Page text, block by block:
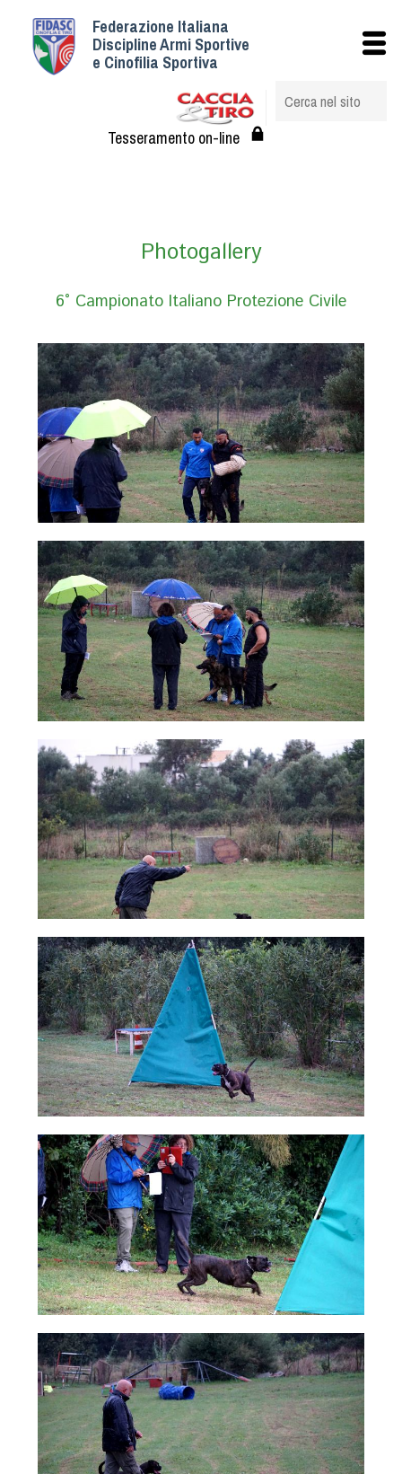
Federazione Italiana
Discipline Armi Sportive
e Cinofilia Sportiva
Tesseramento on-line
Photogallery
6° Campionato Italiano Protezione Civile
Istituzionale
Struttura
Albo Veterinari federali
Circolari
Federazione Trasparente
Assicurazione
Società
Tesserati
Albo Fornitori
Referenti e gruppi di lavoro regionali
Scuole Federali
Tecnici
Direttori di Gara
Formazione
Calendario Manifestazioni
Organi di Giustizia - Dispositivi
Modelli e moduli
Albo Atleti Cinofili
Guida Locandine Ufficiali
Tiro di Campagna
English e Training Sporting
Tiro a Palla
Tiro con l'arco da caccia
Field Target
Paintball
Softair
Cinofilia Sportiva
Agility
DiscDog
Dog Balance
Dog Trail
Dog Triathlon
Hoopers
Mantrailing
Nosework
Rally Obedience
Retriever Sport
Ricerca Tartufo
Sheepdog
Sport acquatici